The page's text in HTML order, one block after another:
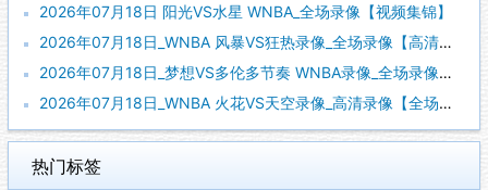
2026年07月18日 阳光VS水星 WNBA_全场录像【视频集锦】
2026年07月18日_WNBA 风暴VS狂热录像_全场录像【高清回放】
2026年07月18日_梦想VS多伦多节奏 WNBA录像_全场录像【高清回放】
2026年07月18日_WNBA 火花VS天空录像_高清录像【全场回放】
热门标签